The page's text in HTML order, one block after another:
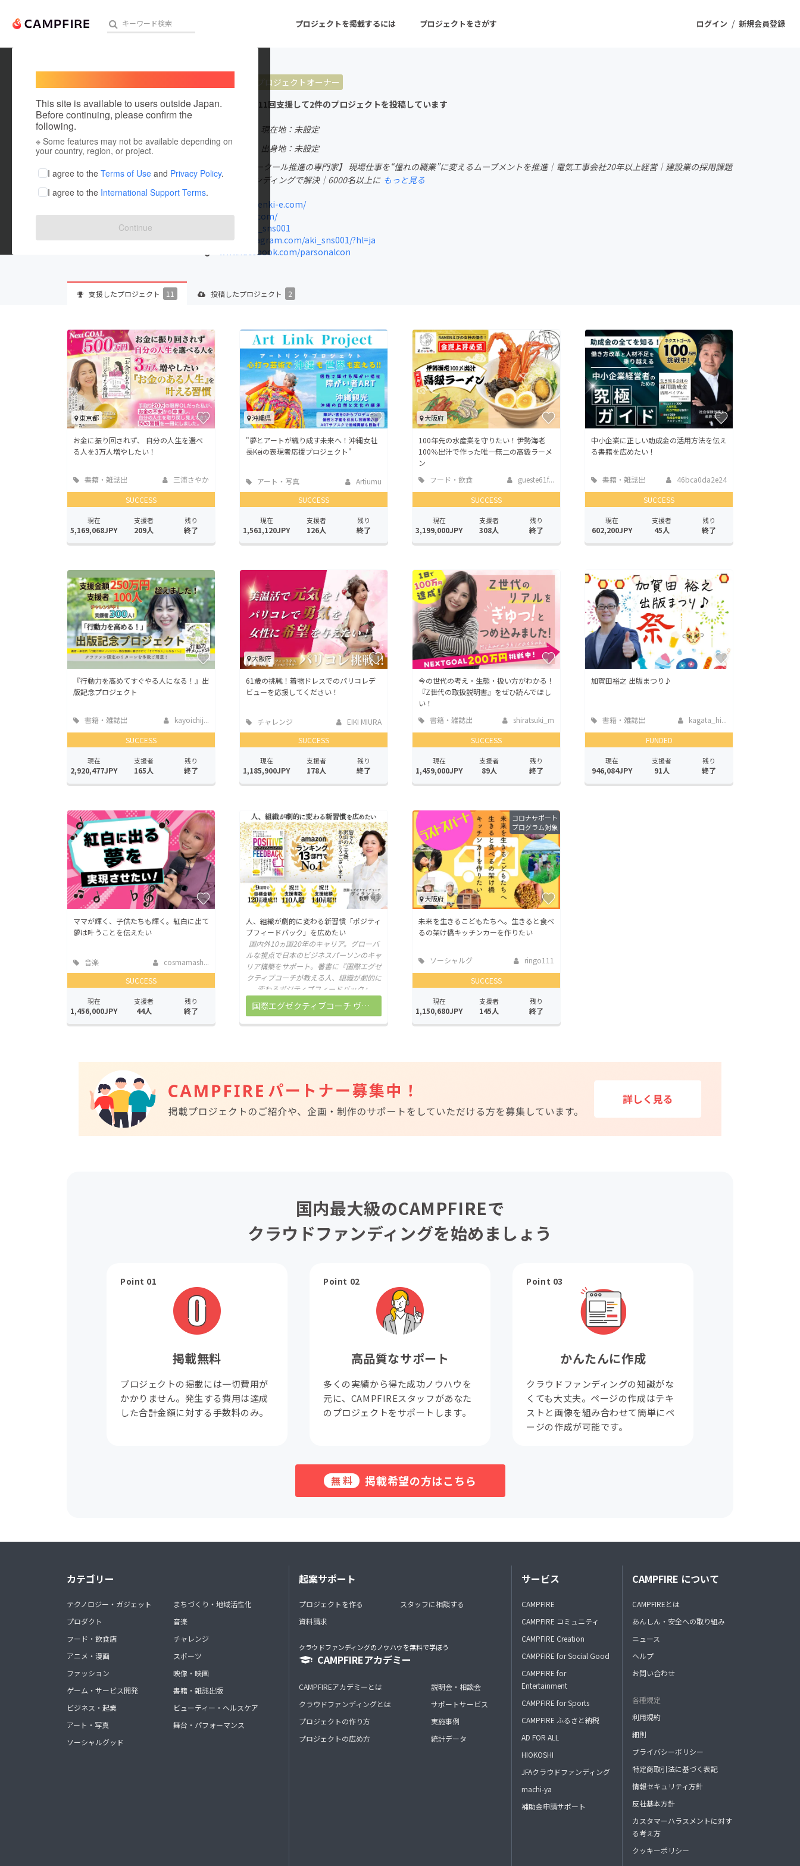
ログイン / 新規会員登録
プロジェクトを掲載するには プロジェクトをさがす
人気のプロジェクト 注目のリターン 注目の新着プロジェクト 募集終了が近いプロジェクト
アート・写真 音楽
テクノロジー・ガジェット
ゲーム・サービス開発 フード・飲食店
ファッション
映像・映画
ビジネス・起業
まちづくり・地域活性化
CAMPFIREふるさと納税
This site is available to users outside Japan.
Before continuing, please confirm the
following.
※ Some features may not be available depending on
your country, region, or project.
I agree to the Terms of Use and Privacy Policy.
I agree to the International Support Terms.
Continue
プロジェクトオーナー
これまでに11回支援して2件のプロジェクトを投稿しています
現在地：未設定
出身国：日本
出身地：未設定
【ブルーカラークール推進の専門家】 現場仕事を“憧れの職業”に変えるムーブメントを推進｜電気工事会社20年以上経営｜建設業の採用課題
をSNS×ブランディングで解決｜6000名以上に もっと見る
akiyamadenki-e.com/
otona-in.com/
x.com/aki_sns001
www.instagram.com/aki_sns001/?hl=ja
www.facebook.com/parsonalcon
支援したプロジェクト 11 投稿したプロジェクト 2
東京都
お金に振り回されず、 自分の人生を選べ
る人を3万人増やしたい！
書籍・雑誌出
版
三浦さやか
SUCCESS
現在
5,169,068JPY
支援者
209人
残り
終了
沖縄県
"夢とアートが織り成す未来へ！沖縄女社
長Keiの表現者応援プロジェクト"
アート・写真
Artiumu
SUCCESS
現在
1,561,120JPY
支援者
126人
残り
終了
大阪府
100年先の水産業を守りたい！伊勢海老
100％出汁で作った唯一無二の高級ラーメ
ン
フード・飲食
店
gueste61f...
SUCCESS
現在
3,199,000JPY
支援者
308人
残り
終了
中小企業に正しい助成金の活用方法を伝え
る書籍を広めたい！
書籍・雑誌出
版
46bca0da2e24
SUCCESS
現在
602,200JPY
支援者
45人
残り
終了
『行動力を高めてすぐやる人になる！』出
版記念プロジェクト
書籍・雑誌出
版
kayoichij...
SUCCESS
現在
2,920,477JPY
支援者
165人
残り
終了
大阪府
61歳の挑戦！着物ドレスでのパリコレデ
ビューを応援してください！
チャレンジ
EIKI MIURA
SUCCESS
現在
1,185,900JPY
支援者
178人
残り
終了
今の世代の考え・生態・扱い方がわかる！
『Z世代の取扱説明書』をぜひ読んでほし
い！
書籍・雑誌出
版
shiratsuki_m
SUCCESS
現在
1,459,000JPY
支援者
89人
残り
終了
加賀田裕之 出版まつり♪
書籍・雑誌出
版
kagata_hi...
FUNDED
現在
946,084JPY
支援者
91人
残り
終了
ママが輝く、子供たちも輝く。紅白に出て
夢は叶うことを伝えたい
音楽
cosmamash...
SUCCESS
現在
1,456,000JPY
支援者
44人
残り
終了
人、組織が劇的に変わる新習慣「ポジティ
ブフィードバック」を広めたい
国内外10ヵ国20年のキャリア。グローバ
ルな視点で日本のビジネスパーソンのキャ
リア構築をサポート。著書に『国際エグゼ
クティブコーチが教える人、組織が劇的に
変わるポジティブフィードバック』
国際エグゼクティブコーチ ヴィランティ牧野祝子について
コロナサポート
プログラム対象
大阪府
未来を生きるこどもたちへ。生きると食べ
るの架け橋キッチンカーを作りたい
ソーシャルグ
ッド
ringo111
SUCCESS
現在
1,150,680JPY
支援者
145人
残り
終了
国内最大級のCAMPFIREで
クラウドファンディングを始めましょう
Point 01
掲載無料
プロジェクトの掲載には一切費用が
かかりません。発生する費用は達成
した合計金額に対する手数料のみ。
Point 02
高品質なサポート
多くの実績から得た成功ノウハウを
元に、CAMPFIREスタッフがあなた
のプロジェクトをサポートします。
Point 03
かんたんに作成
クラウドファンディングの知識がな
くても大丈夫。ページの作成はテキ
ストと画像を組み合わせて簡単にペ
ージの作成が可能です。
無料 掲載希望の方はこちら
カテゴリー
テクノロジー・ガジェット
プロダクト
フード・飲食店
アニメ・漫画
ファッション
ゲーム・サービス開発
ビジネス・起業
アート・写真
ソーシャルグッド
まちづくり・地域活性化
音楽
チャレンジ
スポーツ
映像・映画
書籍・雑誌出版
ビューティー・ヘルスケア
舞台・パフォーマンス
起案サポート
プロジェクトを作る
資料請求
スタッフに相談する
クラウドファンディングのノウハウを無料で学ぼう
CAMPFIREアカデミー
CAMPFIREアカデミーとは
クラウドファンディングとは
プロジェクトの作り方
プロジェクトの広め方
説明会・相談会
サポートサービス
実施事例
統計データ
サービス
CAMPFIRE
CAMPFIRE コミュニティ
CAMPFIRE Creation
CAMPFIRE for Social Good
CAMPFIRE for
Entertainment
CAMPFIRE for Sports
CAMPFIRE ふるさと納税
AD FOR ALL
HIOKOSHI
JFAクラウドファンディング
machi-ya
補助金申請サポート
CAMPFIRE について
CAMPFIREとは
あんしん・安全への取り組み
ニュース
ヘルプ
お問い合わせ
各種規定
利用規約
細則
プライバシーポリシー
特定商取引法に基づく表記
情報セキュリティ方針
反社基本方針
カスタマーハラスメントに対す
る考え方
クッキーポリシー